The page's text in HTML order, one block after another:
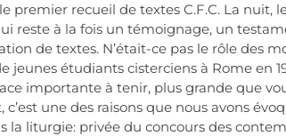
premier recueil de textes C.F.C. La
reste à la fois un témoignage, un
de textes. N’était-ce pas le rôle des
jeunes étudiants cisterciens à Rome en
importante à tenir, plus grande que
une des raisons que nous avons
la liturgie: privée du concours des